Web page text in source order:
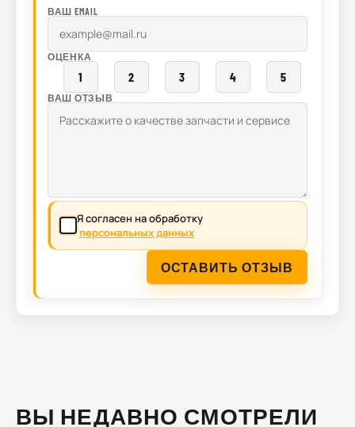
ВАШ EMAIL
ОЦЕНКА
1 2 3 4 5
ВАШ ОТЗЫВ
Я согласен на обработку
персональных данных
ОСТАВИТЬ ОТЗЫВ
ВЫ НЕДАВНО СМОТРЕЛИ